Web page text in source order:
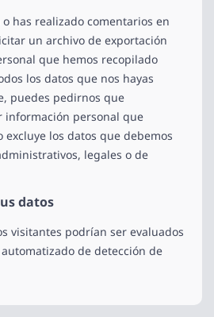
has realizado comentarios en
un archivo de exportación
que hemos recopilado
los datos que nos hayas
puedes pedirnos que
información personal que
excluye los datos que debemos
legales o de
datos
visitantes podrían ser evaluados
de detección de